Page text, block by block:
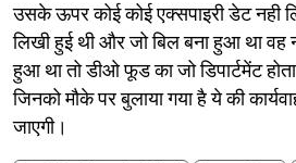
उसके ऊपर कोई कोई एक्सपाइरी डेट नही
लिखी हुई थी और जो बिल बना हुआ था वह
हुआ था तो डीओ फूड का जो डिपार्टमेंट
जिनको मौके पर बुलाया गया है ये की
जाएगी।